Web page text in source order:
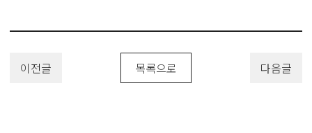
이전글 목록으로 다음글